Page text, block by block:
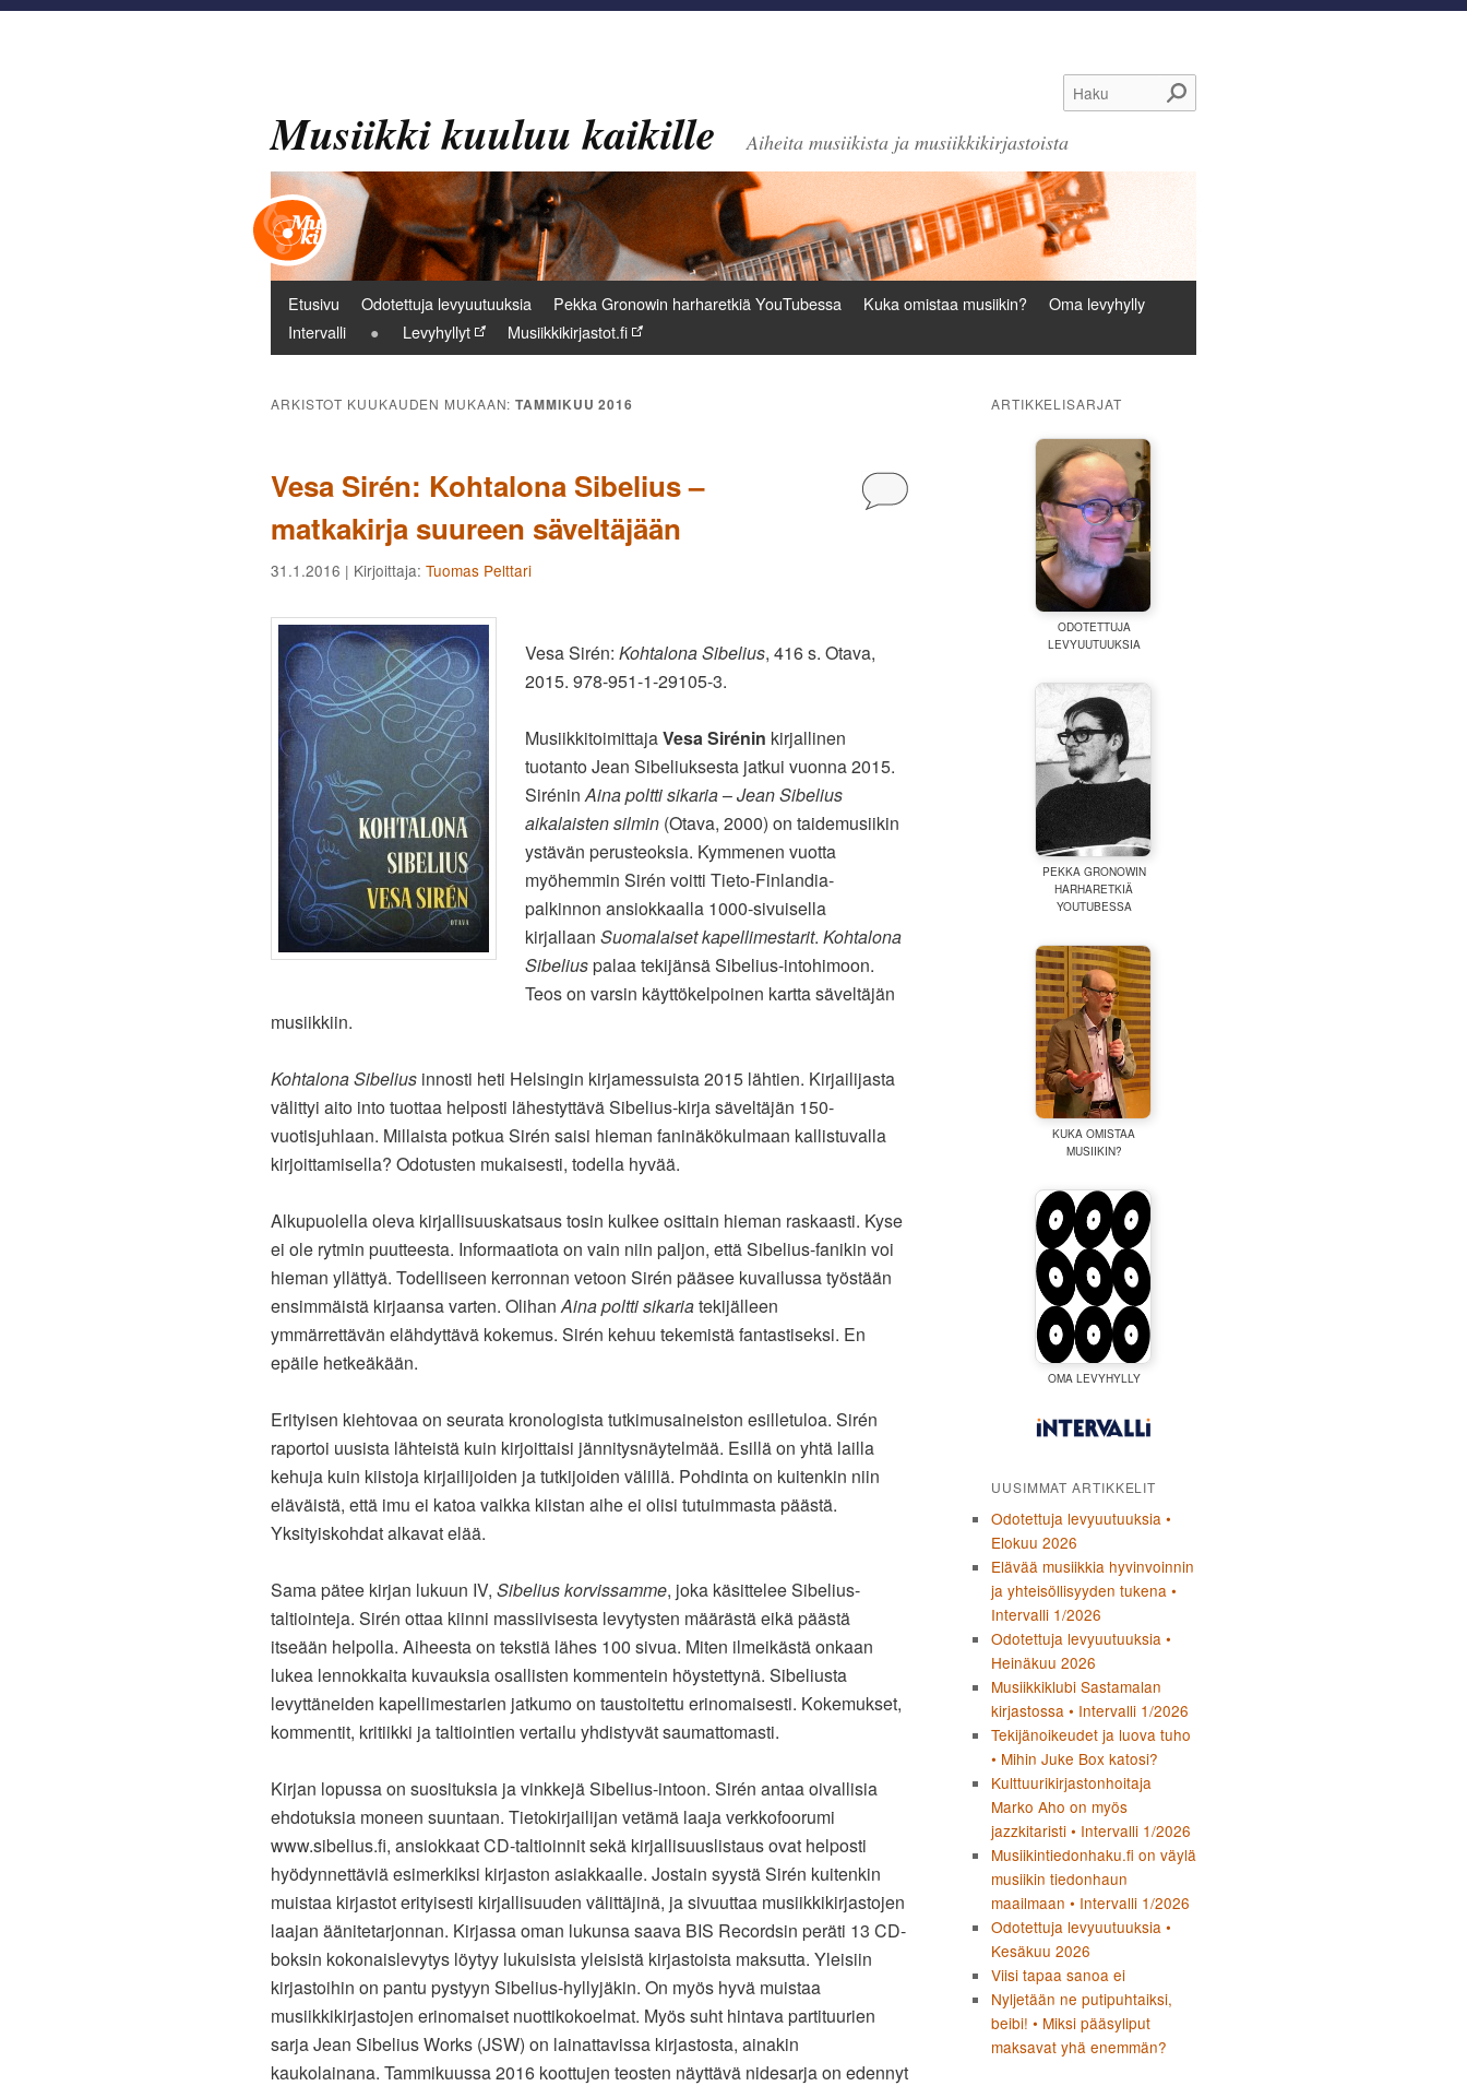
Haku
Musiikki kuuluu kaikille Aiheita musiikista ja musiikkikirjastoista
Päävalikko
Etusivu Odotettuja levyuutuuksia Pekka Gronowin harharetkiä YouTubessa Kuka omistaa musiikin?
Oma levyhylly
Intervalli
Levyhyllyt Musiikkikirjastot.fi
ARKISTOT KUUKAUDEN MUKAAN:TAMMIKUU 2016
Vesa Sirén: Kohtalona Sibelius –
matkakirja suureen säveltäjään
Kommentoi
31.1.2016 | Kirjoittaja: Tuomas Pelttari
Vesa Sirén: Kohtalona Sibelius, 416 s. Otava,
2015. 978-951-1-29105-3.
MusiikkitoimittajaVesa Sirénin kirjallinen
tuotanto Jean Sibeliuksesta jatkui vuonna 2015.
SiréninAina poltti sikaria–Jean Sibelius
aikalaisten silmin (Otava, 2000) on taidemusiikin
ystävän perusteoksia. Kymmenen vuotta
myöhemmin Sirén voitti Tieto-Finlandia-
palkinnon ansiokkaalla 1000-sivuisella
kirjallaan Suomalaiset kapellimestarit. Kohtalona
Sibeliuspalaa tekijänsä Sibelius-intohimoon.
Teos on varsin käyttökelpoinen kartta säveltäjän
musiikkiin.
Kohtalona Sibelius innosti heti Helsingin kirjamessuista 2015 lähtien. Kirjailijasta
välittyi aito into tuottaa helposti lähestyttävä Sibelius-kirja säveltäjän 150-
vuotisjuhlaan. Millaista potkua Sirén saisi hieman faninäkökulmaan kallistuvalla
kirjoittamisella? Odotusten mukaisesti, todella hyvää.
Alkupuolella oleva kirjallisuuskatsaus tosin kulkee osittain hieman raskaasti. Kyse
ei ole rytmin puutteesta. Informaatiota on vain niin paljon, että Sibelius-fanikin voi
hieman yllättyä. Todelliseen kerronnan vetoon Sirén pääsee kuvailussa työstään
ensimmäistä kirjaansa varten. OlihanAina poltti sikariatekijälleen
ymmärrettävän elähdyttävä kokemus. Sirén kehuu tekemistä fantastiseksi. En
epäile hetkeäkään.
Erityisen kiehtovaa on seurata kronologista tutkimusaineiston esilletuloa. Sirén
raportoi uusista lähteistä kuin kirjoittaisi jännitysnäytelmää. Esillä on yhtä lailla
kehuja kuin kiistoja kirjailijoiden ja tutkijoiden välillä. Pohdinta on kuitenkin niin
eläväistä, että imu ei katoa vaikka kiistan aihe ei olisi tutuimmasta päästä.
Yksityiskohdat alkavat elää.
Sama pätee kirjan lukuun IV, Sibelius korvissamme, joka käsittelee Sibelius-
taltiointeja. Sirén ottaa kiinni massiivisesta levytysten määrästä eikä päästä
itseään helpolla. Aiheesta on tekstiä lähes 100 sivua. Miten ilmeikästä onkaan
lukea lennokkaita kuvauksia osallisten kommentein höystettynä. Sibeliusta
levyttäneiden kapellimestarien jatkumo on taustoitettu erinomaisesti. Kokemukset,
kommentit, kritiikki ja taltiointien vertailu yhdistyvät saumattomasti.
Kirjan lopussa on suosituksia ja vinkkejä Sibelius-intoon. Sirén antaa oivallisia
ehdotuksia moneen suuntaan. Tietokirjailijan vetämä laaja verkkofoorumi
www.sibelius.fi, ansiokkaat CD-taltioinnit sekä kirjallisuuslistaus ovat helposti
hyödynnettäviä esimerkiksi kirjaston asiakkaalle. Jostain syystä Sirén kuitenkin
muistaa kirjastot erityisesti kirjallisuuden välittäjinä, ja sivuuttaa musiikkikirjastojen
laajan äänitetarjonnan. Kirjassa oman lukunsa saava BIS Recordsin peräti 13 CD-
boksin kokonaislevytys löytyy lukuisista yleisistä kirjastoista maksutta. Yleisiin
kirjastoihin on pantu pystyyn Sibelius-hyllyjäkin. On myös hyvä muistaa
musiikkikirjastojen erinomaiset nuottikokoelmat. Myös suht hintava partituurien
sarja Jean Sibelius Works (JSW) on lainattavissa kirjastosta, ainakin
kaukolainana. Tammikuussa 2016 koottujen teosten näyttävä nidesarja on edennyt
ARTIKKELISARJAT
ODOTETTUJA
LEVYUUTUUKSIA
PEKKA GRONOWIN
HARHARETKIÄ
YOUTUBESSA
KUKA OMISTAA
MUSIIKIN?
OMA LEVYHYLLY
UUSIMMAT ARTIKKELIT
Odotettuja levyuutuuksia •
Elokuu 2026
Elävää musiikkia hyvinvoinnin
ja yhteisöllisyyden tukena •
Intervalli 1/2026
Odotettuja levyuutuuksia •
Heinäkuu 2026
Musiikkiklubi Sastamalan
kirjastossa • Intervalli 1/2026
Tekijänoikeudet ja luova tuho
• Mihin Juke Box katosi?
Kulttuurikirjastonhoitaja
Marko Aho on myös
jazzkitaristi • Intervalli 1/2026
Musiikintiedonhaku.fi on väylä
musiikin tiedonhaun
maailmaan • Intervalli 1/2026
Odotettuja levyuutuuksia •
Kesäkuu 2026
Viisi tapaa sanoa ei
Nyljetään ne putipuhtaiksi,
beibi! • Miksi pääsyliput
maksavat yhä enemmän?